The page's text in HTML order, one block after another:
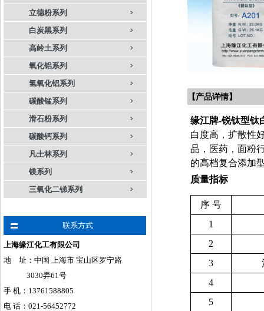
立德粉系列
白炭黑系列
高岭土系列
氧化铝系列
氢氧化铝系列
碳酸锰系列
滑石粉系列
碳酸钙系列
凡士林系列
镁系列
三氧化二锑系列
联系方式
上海缘江化工有限公司
地 址：中国 上海市 宝山区罗宁路
3030弄61号
手 机 ： 13761588805
电 话：021-56452772
【产品详情】
缘江牌-锐钛型钛
白度高，扩散性
品，医药，面粉
的高档复合添加
质量指标
序 号
1
2
3
4
5